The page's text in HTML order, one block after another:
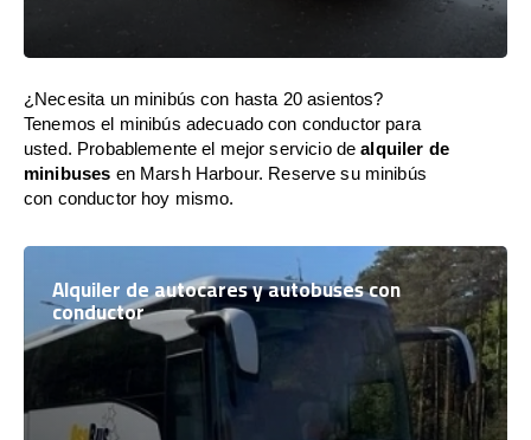
¿Necesita un minibús con hasta 20 asientos?
Tenemos el minibús adecuado con conductor para
usted. Probablemente el mejor servicio dealquiler de
minibuses en Marsh Harbour. Reserve su minibús
con conductor hoy mismo.
Alquiler de autocares y autobuses con
conductor